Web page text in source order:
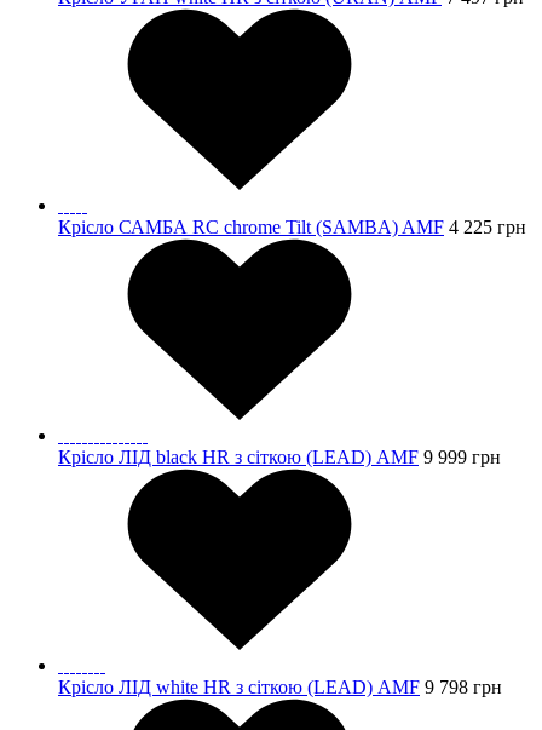
Крісло САМБА RC chrome Tilt (SAMBA) AMF 4 225 грн
Крісло ЛІД black HR з сіткою (LEAD) AMF 9 999 грн
Крісло ЛІД white HR з сіткою (LEAD) AMF 9 798 грн